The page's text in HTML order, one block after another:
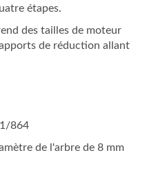
étapes.
des tailles de moteur
de réduction allant
864
de l'arbre de 8 mm